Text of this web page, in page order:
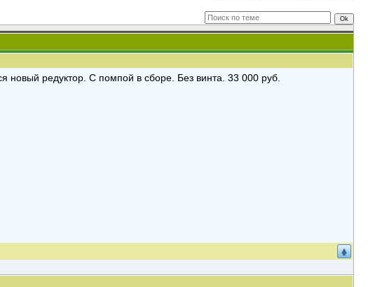
новый редуктор. С помпой в сборе. Без винта. 33 000 руб.